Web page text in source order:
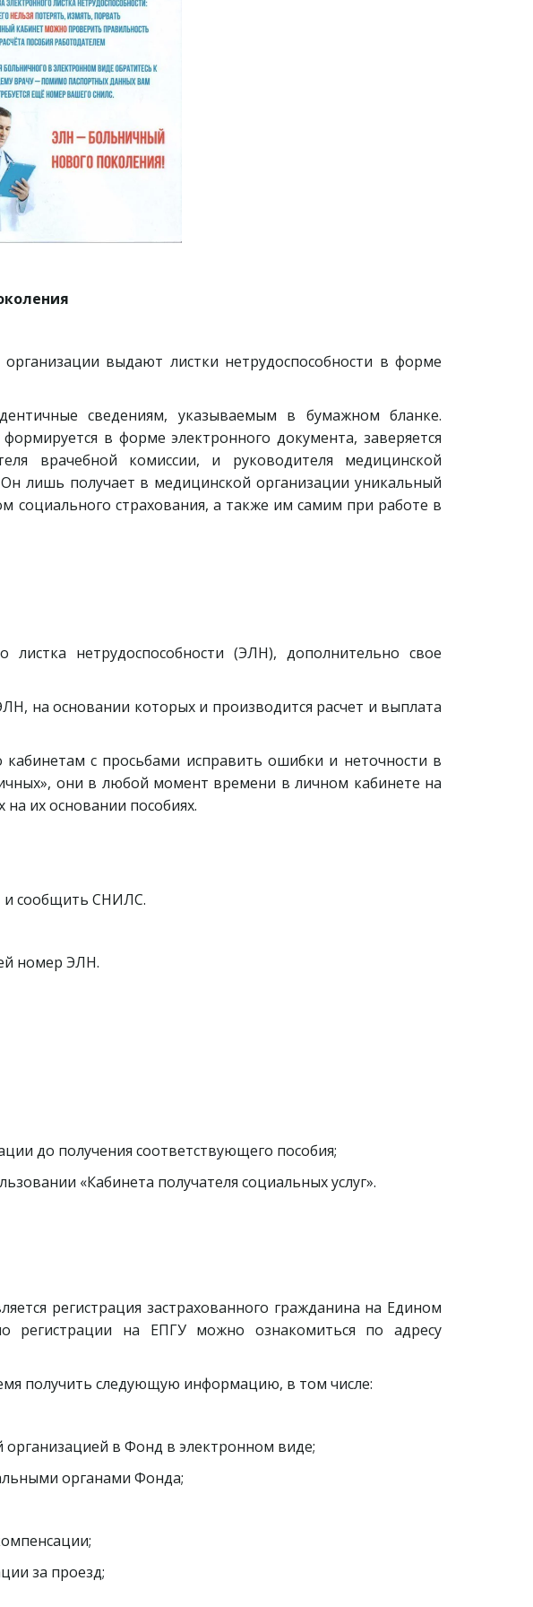
выдают листки нетрудоспособности в форме
сведениям, указываемым в бумажном бланке.
в форме электронного документа, заверяется
врачебной комиссии, и руководителя медицинской
лишь получает в медицинской организации уникальный
социального страхования, а также им самим при работе в
нетрудоспособности (ЭЛН), дополнительно свое
на основании которых и производится расчет и выплата
с просьбами исправить ошибки и неточности в
они в любой момент времени в личном кабинете на
их основании пособиях.
и сообщить СНИЛС.
номер ЭЛН.
до получения соответствующего пособия;
«Кабинета получателя социальных услуг».
регистрация застрахованного гражданина на Едином
регистрации на ЕПГУ можно ознакомиться по адресу
получить следующую информацию, в том числе:
в Фонд в электронном виде;
органами Фонда;
за проезд;